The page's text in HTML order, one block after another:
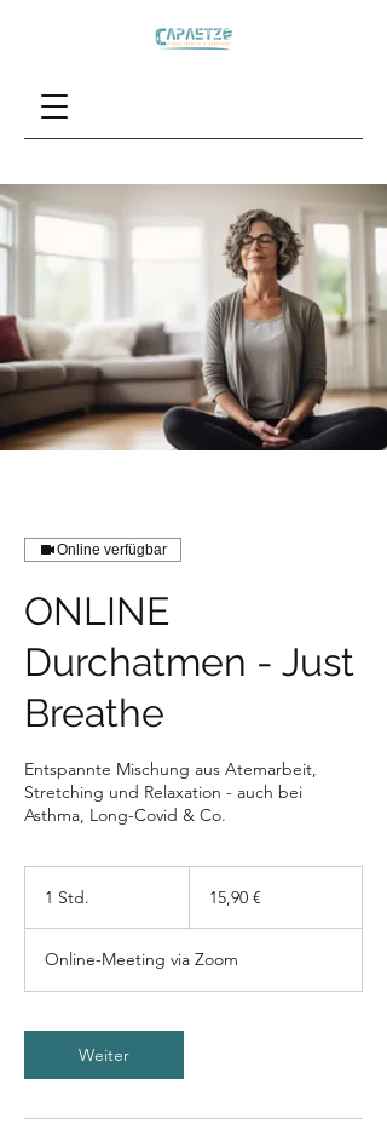
Online verfügbar
ONLINE
Durchatmen - Just
Breathe
Entspannte Mischung aus Atemarbeit,
Stretching und Relaxation - auch bei
Asthma, Long-Covid & Co.
1 Std.
d
15,90 €
Online-Meeting via Zoom
Weiter